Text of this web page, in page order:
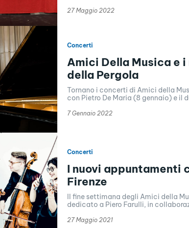
27 Maggio 2022
Concerti
Amici Della Musica e
della Pergola
Tornano i concerti di Amici della
con Pietro De Maria (8 gennaio) e il
7 Gennaio 2022
Concerti
I nuovi appuntamenti
Firenze
Il fine settimana degli Amici della
dedicato a Piero Farulli, in
27 Maggio 2021